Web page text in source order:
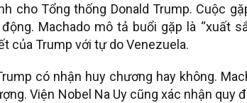
cho Tổng thống Donald Trump. Cuộc
Machado mô tả buổi gặp là “xuất
của Trump với tự do Venezuela.
có nhận huy chương hay không.
Viện Nobel Na Uy cũng xác nhận quy